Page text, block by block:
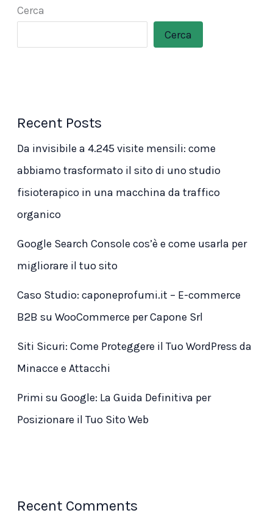
Cerca
Cerca
Recent Posts
Da invisibile a 4.245 visite mensili: come
abbiamo trasformato il sito di uno studio
fisioterapico in una macchina da traffico
organico
Google Search Console cos’è e come usarla per
migliorare il tuo sito
Caso Studio: caponeprofumi.it – E-commerce
B2B su WooCommerce per Capone Srl
Siti Sicuri: Come Proteggere il Tuo WordPress da
Minacce e Attacchi
Primi su Google: La Guida Definitiva per
Posizionare il Tuo Sito Web
Recent Comments